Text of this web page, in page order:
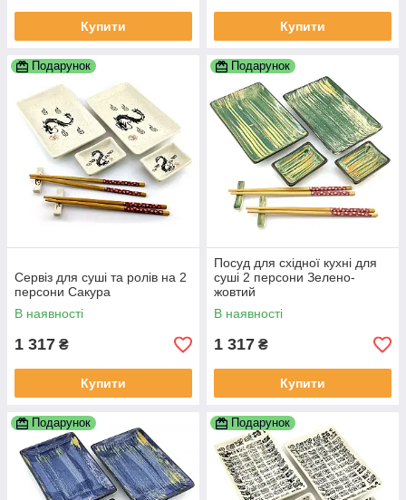
Купити Купити
Подарунок
Сервіз для суші та ролів на 2
персони Сакура
В наявності
1 317 ₴
Купити
Подарунок
Посуд для східної кухні для
суші 2 персони Зелено-
жовтий
В наявності
1 317 ₴
Купити
Подарунок Подарунок